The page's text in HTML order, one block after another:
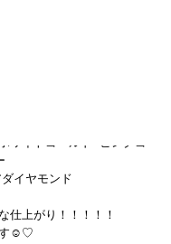
イヤモンド
仕上がり！！！！！
す☺♡